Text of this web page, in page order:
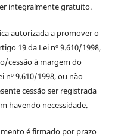
integralmente gratuito.
autorizada a promover o
19 da Lei nº 9.610/1998,
cessão à margem do
nº 9.610/1998, ou não
cessão ser registrada
havendo necessidade.
é firmado por prazo